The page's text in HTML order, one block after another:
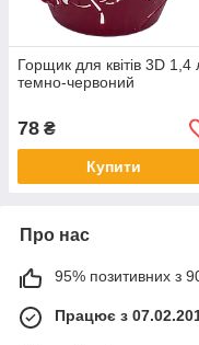
Горщик для квітів 3D 1,4
темно-червоний
78 ₴
Купити
Про нас
95% позитивних з 90
Працює з